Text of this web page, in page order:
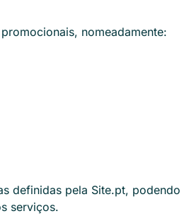
nomeadamente:
definidas pela Site.pt,
serviços.